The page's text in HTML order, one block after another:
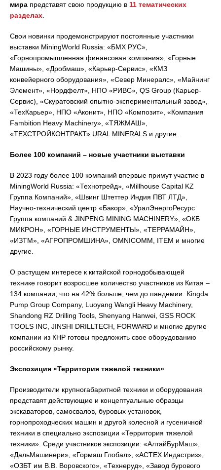
мира представят свою продукцию в 11 тематических
разделах
Свои новинки продемонстрируют постоянные участники
выставки MiningWorld Russia: «БМХ РУС»,
«Горнопромышленная финансовая компания», «Горные
Машины», «Дробмаш», «Карьер-Сервис», «КМЗ
конвейерного оборудования», «Север Минералс», «Майнинг
Элемент», «Нордфелт», НПО «РИВС», QS Group (Карьер-
Сервис), «Скуратовский опытно-экспериментальный завод»,
«ТехКарьер», НПО «Аконит», НПО «Композит», «Компания
Fambition Heavy Machinery», «ТЯЖМАШ»,
«ТЕХСТРОЙКОНТРАКТ» URAL MINERALS и другие.
Более 100 компаний – новые участники выставки
В 2023 году более 100 компаний впервые примут участие в
MiningWorld Russia: «Технотрейд», «Millhouse Capital KZ
Группа Компаний», «Швинг Штеттер Индия ПВТ ЛТД»,
Научно-технический центр «Бакор», «УралЭнергоРесурс
Группа компаний & JINPENG MINING MACHINERY», «ОКБ
МИКРОН», «ГОРНЫЕ ИНСТРУМЕНТЫ», «ТЕРРАМАЙН»,
«ИЗТМ», «АГРОПРОМШИНА», OMNICOMM, ITEM и многие
другие.
О растущем интересе к китайской горнодобывающей
технике говорит возросшее количество участников из Китая –
134 компании, что на 42% больше, чем до пандемии. Kingda
Pump Group Company, Luoyang Wangli Heavy Machinery,
Shandong RZ Drilling Tools, Shenyang Hanwei, GSS ROCK
TOOLS INC, JINSHI DRILLTECH, FORWARD и многие другие
компании из КНР готовы предложить свое оборудованию
российскому рынку.
Экспозиция «Территория тяжелой техники»
Производители крупногабаритной техники и оборудования
представят действующие и концептуальные образцы
экскаваторов, самосвалов, буровых установок,
горнопроходческих машин и другой колесной и гусеничной
техники в специально экспозиции «Территория тяжелой
техники». Среди участников экспозиции: «АлтайБурМаш»,
«ДальМашинери», «Гормаш Глобал», «АСТЕХ Индастриз»,
«ОЗБТ им В.В. Воровского», «Технеруд», «Завод бурового